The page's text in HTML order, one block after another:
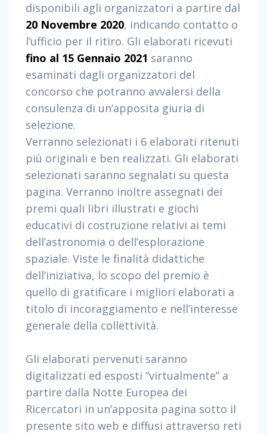
s
e
.
c
o
m
/
disponibili agli organizzatori a partire dal
20 Novembre 2020, indicando contatto o
l’ufficio per il ritiro. Gli elaborati ricevuti
fino al 15 Gennaio 2021 saranno
esaminati dagli organizzatori del
concorso che potranno avvalersi della
consulenza di un’apposita giuria di
selezione.
Verranno selezionati i 6 elaborati ritenuti
più originali e ben realizzati. Gli elaborati
selezionati saranno segnalati su questa
pagina. Verranno inoltre assegnati dei
premi quali libri illustrati e giochi
educativi di costruzione relativi ai temi
dell’astronomia o dell’esplorazione
spaziale. Viste le finalità didattiche
dell’iniziativa, lo scopo del premio è
quello di gratificare i migliori elaborati a
titolo di incoraggiamento e nell’interesse
generale della collettività.
Gli elaborati pervenuti saranno
digitalizzati ed esposti “virtualmente” a
partire dalla Notte Europea dei
Ricercatori in un’apposita pagina sotto il
presente sito web e diffusi attraverso reti